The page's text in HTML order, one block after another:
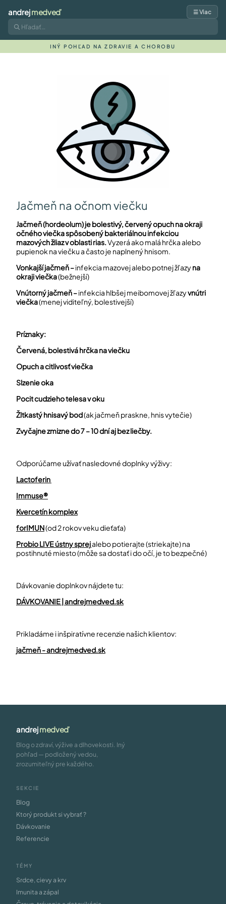
andrejmedveď ☰ Viac
INÝ POHĽAD NA ZDRAVIE A CHOROBU
Jačmeň na očnom viečku
Jačmeň (hordeolum)je bolestivý, červený opuch na okraji
očného viečka spôsobený bakteriálnou infekciou
mazových žliaz v oblasti rias.Vyzerá ako malá hrčka alebo
pupienok na viečku a často je naplnený hnisom.
Vonkajší jačmeň –infekcia mazovej alebo potnej žľazyna
okraji viečka(bežnejší)
Vnútorný jačmeň –infekcia hlbšej meibomovej žľazyvnútri
viečka(menej viditeľný, bolestivejší)
Príznaky:
Červená, bolestivá hrčka na viečku
Opuch a citlivosť viečka
Slzenie oka
Pocit cudzieho telesa v oku
Žltkastý hnisavý bod(ak jačmeň praskne, hnis vytečie)
Zvyčajne zmizne do 7 – 10 dní aj bez liečby.
Odporúčame užívať nasledovné doplnky výživy:
Lactoferin
Immuse®
Kvercetín komplex
forIMUN(od 2 rokov veku dieťaťa)
Probio LIVE ústny sprejalebopotierajte (striekajte) na
postihnuté miesto (môže sa dostať i do očí, je to bezpečné)
Dávkovanie doplnkov nájdete tu:
DÁVKOVANIE | andrejmedved.sk
Prikladáme i inšpiratívne recenzie našich klientov:
jačmeň -andrejmedved.sk
andrejmedveď
Blog o zdraví, výžive a dlhovekosti. Iný
pohľad — podložený vedou,
zrozumiteľný pre každého.
SEKCIE
Blog
Ktorý produkt si vybrať ?
Dávkovanie
Referencie
TÉMY
Srdce, cievy a krv
Imunita a zápal